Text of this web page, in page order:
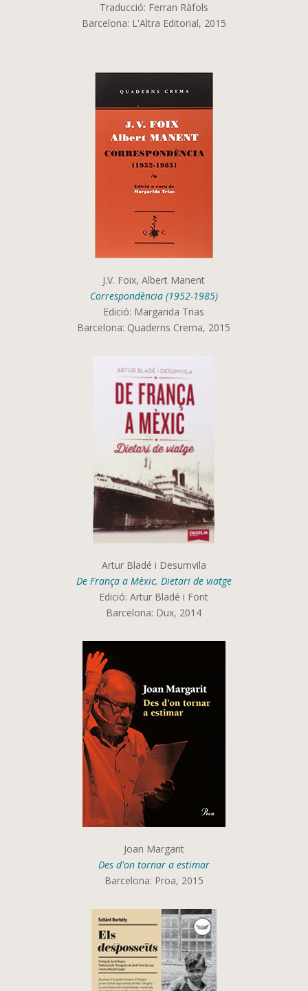
Traducció: Ferran Ràfols
Barcelona: L'Altra Editorial, 2015
J.V. Foix, Albert Manent
Correspondència (1952-1985)
Edició: Margarida Trias
Barcelona: Quaderns Crema, 2015
Artur Bladé i Desumvila
De França a Mèxic. Dietari de viatge
Edició: Artur Bladé i Font
Barcelona: Dux, 2014
Joan Margarit
Des d'on tornar a estimar
Barcelona: Proa, 2015